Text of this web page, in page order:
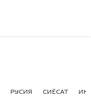
РУСИЯ СИЁСАТ